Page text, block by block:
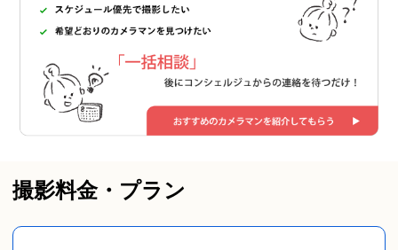
撮影料金・プラン